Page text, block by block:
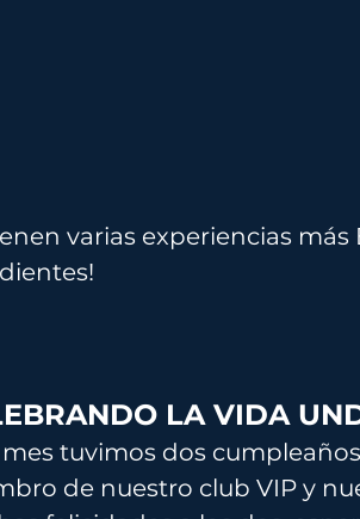
varias experiencias
LA VIDA
mes tuvimos dos
de nuestro club VIP y